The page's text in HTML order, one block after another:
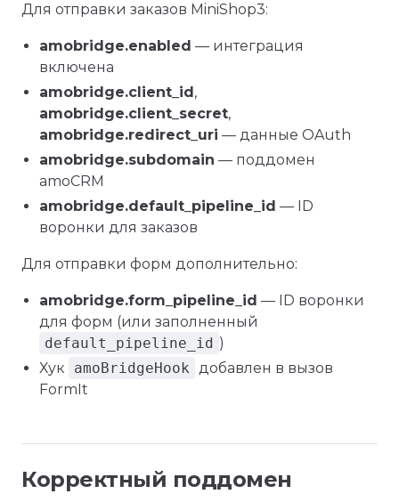
Для отправки заказов MiniShop3:
amobridge.enabled — интеграция
включена
amobridge.client_id,
amobridge.client_secret,
amobridge.redirect_uri — данные OAuth
amobridge.subdomain — поддомен
amoCRM
amobridge.default_pipeline_id — ID
воронки для заказов
Для отправки форм дополнительно:
amobridge.form_pipeline_id — ID воронки
для форм (или заполненный
default_pipeline_id )
Хук
amoBridgeHook добавлен в вызов
FormIt
Корректный поддомен